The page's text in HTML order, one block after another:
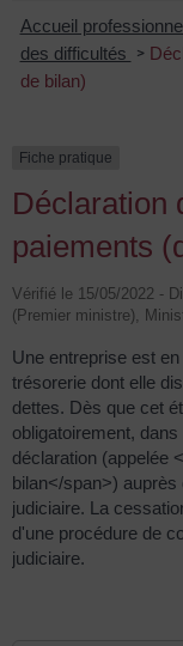
Accueil
des difficultés
>
de bilan)
Fiche pratique
Déclaration
paiements
Vérifié le 15/05/2022 -
(Premier ministre),
Une entreprise est
trésorerie dont elle
dettes. Dès que cet
obligatoirement,
déclaration (appelée
bilan</span>)
judiciaire. La
d'une procédure de
judiciaire.